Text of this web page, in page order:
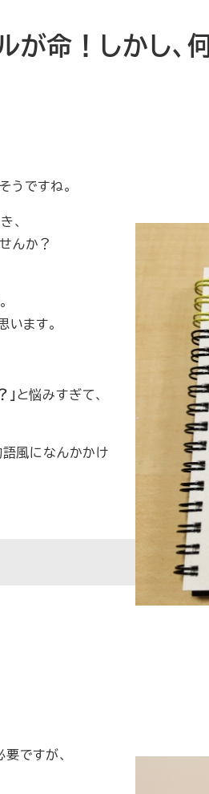
が命！しかし
うですね。
、
んか？
ます。
と悩みすぎて、
語風になんかかけ
ですが、